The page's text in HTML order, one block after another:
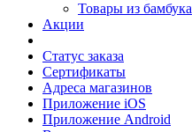
Товары из бамбука
Акции
Статус заказа
Сертификаты
Адреса магазинов
Приложение iOS
Приложение Android